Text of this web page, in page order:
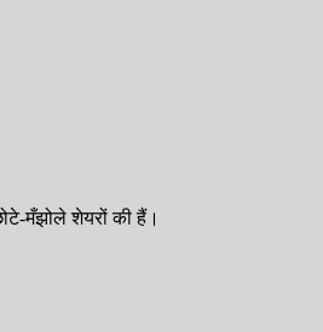
मँझोले शेयरों की हैं।